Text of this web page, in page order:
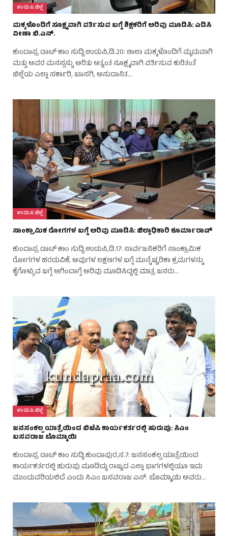
ಉಡುಪಿ ಜಿಲ್ಲೆ
ಮಕ್ಕಳೊಂದಿಗೆ ಸೂಕ್ಷ್ಮವಾಗಿ ವರ್ತಿಸುವ ಬಗ್ಗೆ ಶಿಕ್ಷಕರಿಗೆ ಅರಿವು ಮೂಡಿಸಿ: ಎಡಿಸಿ
ವೀಣಾ ಬಿ.ಎನ್.
ಕುಂದಾಪ್ರ ಡಾಟ್ ಕಾಂ ಸುದ್ದಿ.ಉಡುಪಿ,ಡಿ.20: ಶಾಲಾ ಮಕ್ಕಳೊಂದಿಗೆ ಮೃದುವಾಗಿ
ಮತ್ತು ಅವರ ಮನಸ್ಸನ್ನು ಅರಿತು ಅತ್ಯಂತ ಸೂಕ್ಷ್ಮವಾಗಿ ವರ್ತಿಸುವ ಕುರಿತಂತೆ
ಜಿಲ್ಲೆಯ ಎಲ್ಲಾ ಸರ್ಕಾರಿ, ಖಾಸಗಿ, ಅನುದಾನಿತ…
ಉಡುಪಿ ಜಿಲ್ಲೆ
ಸಾಂಕ್ರಾಮಿಕ ರೋಗಗಳ ಬಗ್ಗೆ ಅರಿವು ಮೂಡಿಸಿ: ಜಿಲ್ಲಾಧಿಕಾರಿ ಕೂರ್ಮಾರಾವ್
ಕುಂದಾಪ್ರ ಡಾಟ್ ಕಾಂ ಸುದ್ದಿ.ಉಡುಪಿ,ಡಿ.17: ಸಾರ್ವಜನಿಕರಿಗೆ ಸಾಂಕ್ರಾಮಿಕ
ರೋಗಗಳ ಹರಡುವಿಕೆ, ಅವುಗಳ ಲಕ್ಷಣಗಳ ಬಗ್ಗೆ ಮುನ್ನೆಚ್ಚರಿಕಾ ಕ್ರಮಗಳನ್ನು
ಕೈಗೊಳ್ಳುವ ಬಗ್ಗೆ ಆಗಿಂದಾಗ್ಗೆ ಅರಿವು ಮೂಡಿಸಿದ್ದಲ್ಲಿ ಮಾತ್ರ ಜನರು…
ಉಡುಪಿ ಜಿಲ್ಲೆ
ಜನಸಂಕಲ್ಪ ಯಾತ್ರೆಯಿಂದ ಬಿಜೆಪಿ ಕಾರ್ಯಕರ್ತರಲ್ಲಿ ಹುರುಪು: ಸಿಎಂ
ಬಸವರಾಜ ಬೊಮ್ಮಾಯಿ
ಕುಂದಾಪ್ರ ಡಾಟ್ ಕಾಂ ಸುದ್ದಿ.ಕುಂದಾಪುರ,ನ.7: ಜನಸಂಕಲ್ಪ ಯಾತ್ರೆಯಿಂದ
ಕಾರ್ಯಕರ್ತರಲ್ಲಿ ಹುರುಪು ಮೂಡಿದ್ದು ರಾಜ್ಯದ ಎಲ್ಲಾ ಭಾಗಗಳಲ್ಲಿಯೂ ಇದು
ಮುಂದುವರಿಯಲಿದೆ ಎಂದು ಸಿಎಂ ಬಸವರಾಜ ಎಸ್. ಬೊಮ್ಮಾಯಿ ಅವರು…